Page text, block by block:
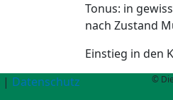
Tonus: in
nach Zustand
Einstieg in den
| Datenschutz
©